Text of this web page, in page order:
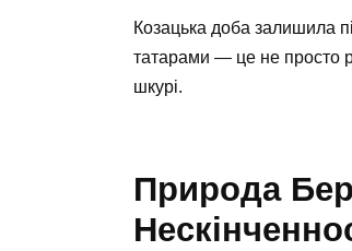
Козацька доба залишила
татарами — це не просто
шкурі.
Природа